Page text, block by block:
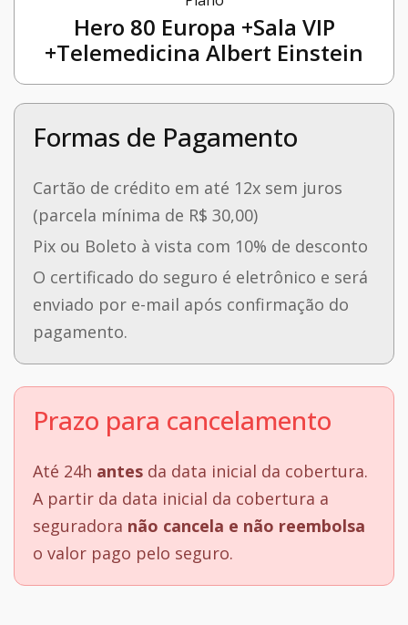
Hero 80 Europa +Sala VIP
+Telemedicina Albert Einstein
Formas de Pagamento
Cartão de crédito em até 12x sem juros
(parcela mínima de R$ 30,00)
Pix ou Boleto à vista com 10% de desconto
O certificado do seguro é eletrônico e será
enviado por e-mail após confirmação do
pagamento.
Prazo para cancelamento
Até 24h antes da data inicial da cobertura.
A partir da data inicial da cobertura a
seguradora não cancela e não reembolsa
o valor pago pelo seguro.